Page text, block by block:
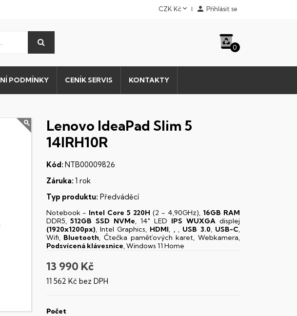
CZK Kč  Přihlásit se
0
PODMÍNKY CENÍK SERVIS KONTAKTY
Lenovo IdeaPad Slim 5
14IRH10R
Kód: NTB00009826
Záruka: 1 rok
Typ produktu: Předváděcí
Notebook - Intel Core 5 220H(2 - 4,90GHz),16GB RAM
DDR5,512GB SSD NVMe, 14" LED IPS WUXGA displej
(1920x1200px), Intel Graphics, HDMI, ,, USB 3.0, USB-C,
Wifi, Bluetooth, Čtečka paměťových karet, Webkamera,
Podsvícená klávesnice, Windows 11 Home
13 990 Kč
11 562 Kč bez DPH
Počet